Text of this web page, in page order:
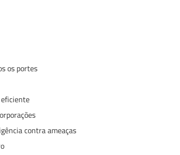
os portes
contra ameaças